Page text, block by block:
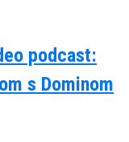
podcast:
s Dominom